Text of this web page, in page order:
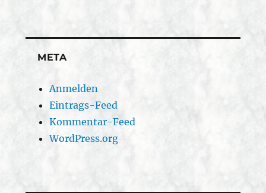
META
Anmelden
Eintrags-Feed
Kommentar-Feed
WordPress.org